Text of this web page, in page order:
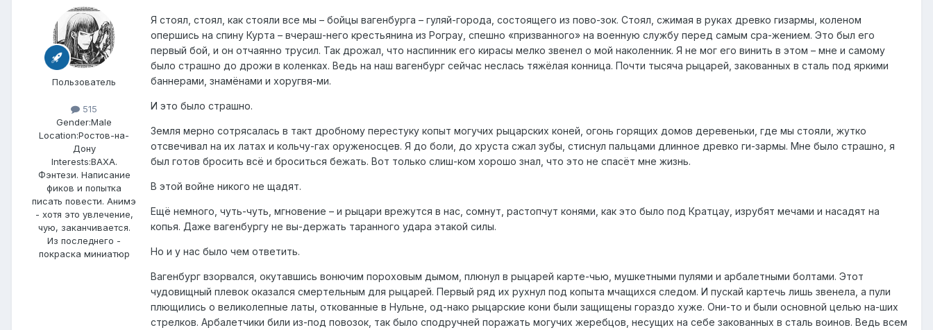
Пользователь
515
Gender:Male
Location:Ростов-на-
Дону
Interests:ВАХА.
Фэнтези. Написание
фиков и попытка
писать повести. Анимэ
- хотя это увлечение,
чую, заканчивается.
Из последнего -
покраска миниатюр
Я стоял, стоял, как стояли все мы – бойцы вагенбурга – гуляй-города, состоящего из пово-зок. Стоял, сжимая в руках древко гизармы, коленом
опершись на спину Курта – вчераш-него крестьянина из Рограу, спешно «призванного» на военную службу перед самым сра-жением. Это был его
первый бой, и он отчаянно трусил. Так дрожал, что наспинник его кирасы мелко звенел о мой наколенник. Я не мог его винить в этом – мне и самому
было страшно до дрожи в коленках. Ведь на наш вагенбург сейчас неслась тяжёлая конница. Почти тысяча рыцарей, закованных в сталь под яркими
баннерами, знамёнами и хоругвя-ми.
И это было страшно.
Земля мерно сотрясалась в такт дробному перестуку копыт могучих рыцарских коней, огонь горящих домов деревеньки, где мы стояли, жутко
отсвечивал на их латах и кольчу-гах оруженосцев. Я до боли, до хруста сжал зубы, стиснул пальцами длинное древко ги-зармы. Мне было страшно, я
был готов бросить всё и броситься бежать. Вот только слиш-ком хорошо знал, что это не спасёт мне жизнь.
В этой войне никого не щадят.
Ещё немного, чуть-чуть, мгновение – и рыцари врежутся в нас, сомнут, растопчут конями, как это было под Кратцау, изрубят мечами и насадят на
копья. Даже вагенбургу не вы-держать таранного удара этакой силы.
Но и у нас было чем ответить.
Вагенбург взорвался, окутавшись вонючим пороховым дымом, плюнул в рыцарей карте-чью, мушкетными пулями и арбалетными болтами. Этот
чудовищный плевок оказался смертельным для рыцарей. Первый ряд их рухнул под копыта мчащихся следом. И пускай картечь лишь звенела, а пули
плющились о великолепные латы, откованные в Нульне, од-нако рыцарские кони были защищены гораздо хуже. Они-то и были основной целью на-ших
стрелков. Арбалетчики били из-под повозок, так было сподручней поражать могучих жеребцов, несущих на себе закованных в сталь воинов. Ведь всем